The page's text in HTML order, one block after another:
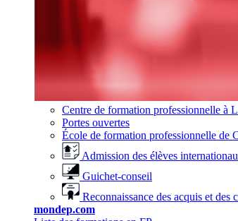
Centre de formation professionnelle à
Portes ouvertes
École de formation professionnelle de
Admission des élèves
Guichet-conseil
Reconnaissance des acquis et
mondep.com